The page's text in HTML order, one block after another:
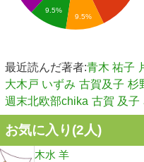
9.5%
9.5%
最近読んだ著者:青木 祐子
大木戸 いずみ 古賀及子 杉
週末北欧部chika 古賀 及子
お気に入り(2人)
木水 羊